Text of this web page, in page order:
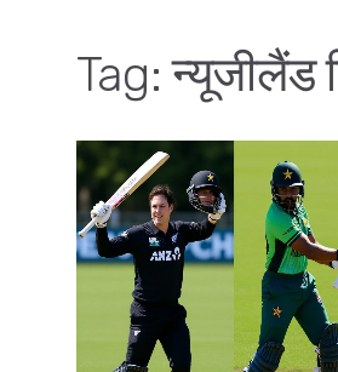
Tag: न्यूजीलैंड